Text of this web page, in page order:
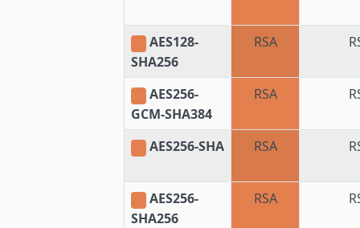
AES128-
SHA256
RSA
AES256-
GCM-SHA384
RSA
AES256-SHA RSA
AES256-
SHA256
RSA